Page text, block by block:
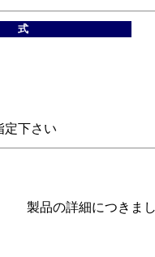
式
下さい
製品の詳細につきま